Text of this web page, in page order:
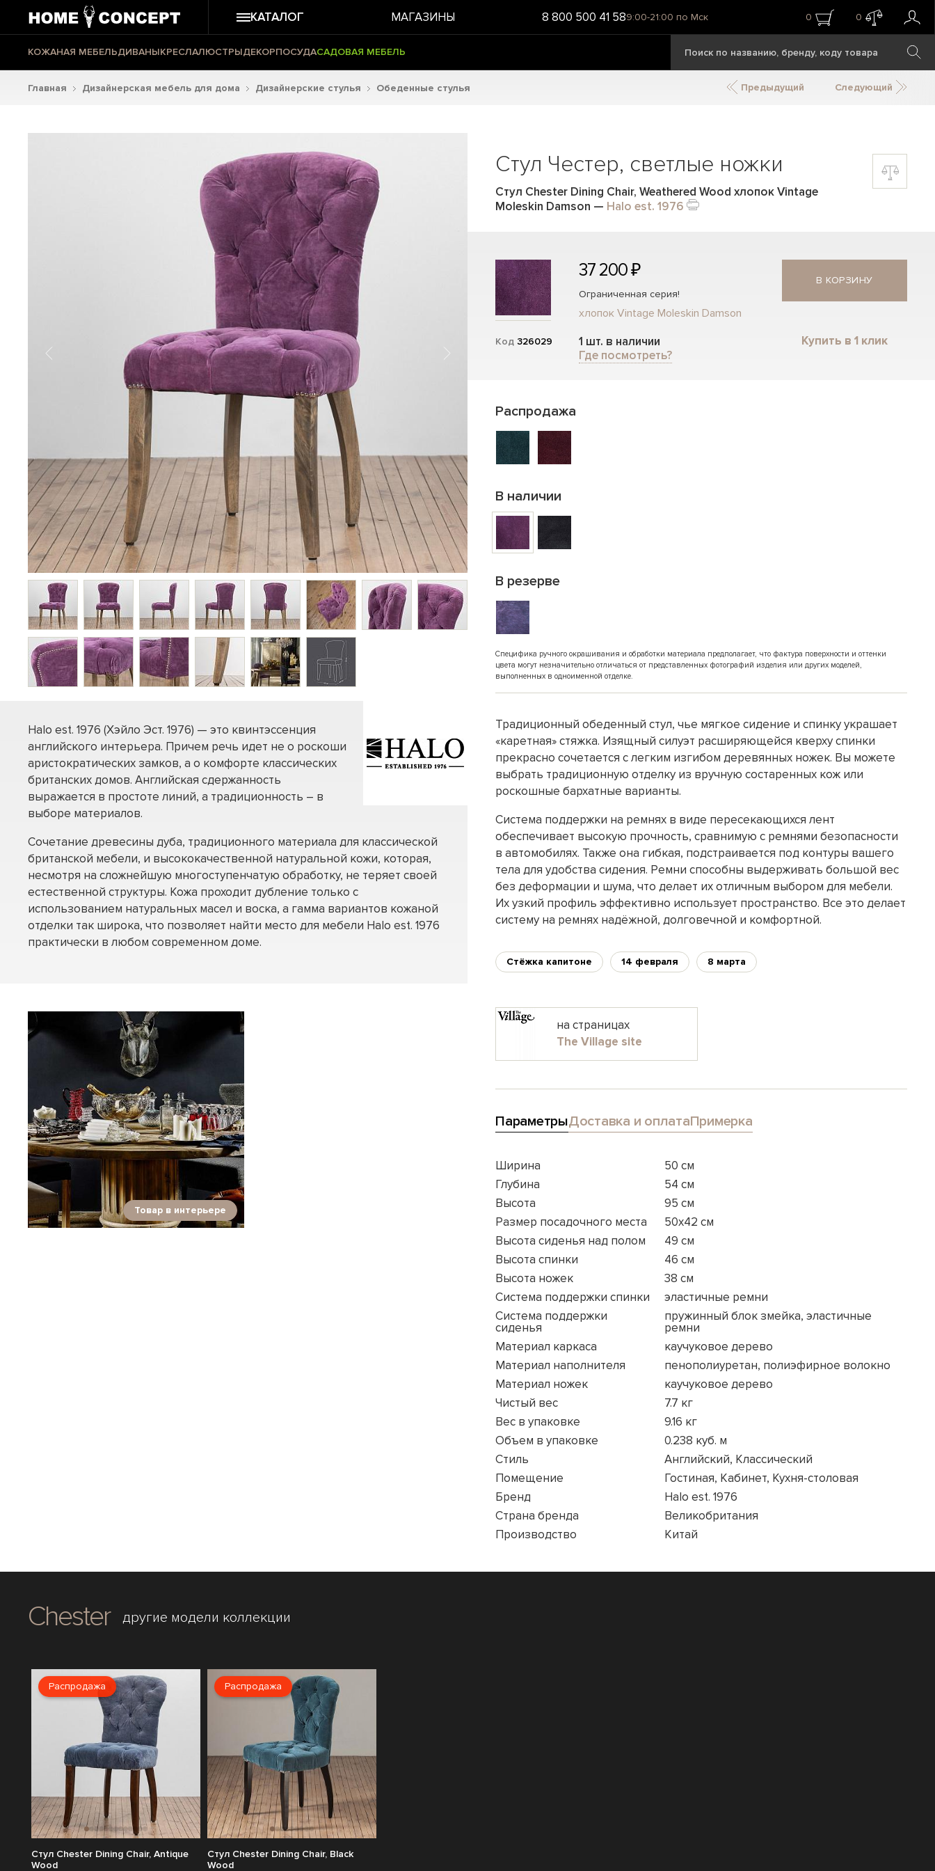
КАТАЛОГ МАГАЗИНЫ 8 800 500 41 589:00-21:00 по Мск 0 0
КОЖАНАЯ МЕБЕЛЬДИВАНЫКРЕСЛАЛЮСТРЫДЕКОРПОСУДАСАДОВАЯ МЕБЕЛЬ
Главная Дизайнерская мебель для дома Дизайнерские стулья Обеденные стулья Предыдущий Следующий
Halo est. 1976 (Хэйло Эст. 1976) — это квинтэссенция
английского интерьера. Причем речь идет не о роскоши
аристократических замков, а о комфорте классических
британских домов. Английская сдержанность
выражается в простоте линий, а традиционность – в
выборе материалов.
Сочетание древесины дуба, традиционного материала для классической
британской мебели, и высококачественной натуральной кожи, которая,
несмотря на сложнейшую многоступенчатую обработку, не теряет своей
естественной структуры. Кожа проходит дубление только с
использованием натуральных масел и воска, а гамма вариантов кожаной
отделки так широка, что позволяет найти место для мебели Halo est. 1976
практически в любом современном доме.
Товар в интерьере
Стул Честер, светлые ножки
Стул Chester Dining Chair, Weathered Wood хлопок Vintage
Moleskin Damson — Halo est. 1976
Код 326029
37 200 ₽
Ограниченная серия!
хлопок Vintage Moleskin Damson
1 шт. в наличии
Где посмотреть?
В КОРЗИНУ
Купить в 1 клик
Распродажа
В наличии
В резерве
Специфика ручного окрашивания и обработки материала предполагает, что фактура поверхности и оттенки
цвета могут незначительно отличаться от представленных фотографий изделия или других моделей,
выполненных в одноименной отделке.
Традиционный обеденный стул, чье мягкое сидение и спинку украшает
«каретная» стяжка. Изящный силуэт расширяющейся кверху спинки
прекрасно сочетается с легким изгибом деревянных ножек. Вы можете
выбрать традиционную отделку из вручную состаренных кож или
роскошные бархатные варианты.
Система поддержки на ремнях в виде пересекающихся лент
обеспечивает высокую прочность, сравнимую с ремнями безопасности
в автомобилях. Также она гибкая, подстраивается под контуры вашего
тела для удобства сидения. Ремни способны выдерживать большой вес
без деформации и шума, что делает их отличным выбором для мебели.
Их узкий профиль эффективно использует пространство. Все это делает
систему на ремнях надёжной, долговечной и комфортной.
Стёжка капитоне 14 февраля 8 марта
на страницах
The Village site
ПараметрыДоставка и оплатаПримерка
Ширина
50 см
Глубина
54 см
Высота
95 см
Размер посадочного места
50x42 см
Высота сиденья над полом
49 см
Высота спинки
46 см
Высота ножек
38 см
Система поддержки спинки
эластичные ремни
Система поддержки
сиденья
пружинный блок змейка, эластичные
ремни
Материал каркаса
каучуковое дерево
Материал наполнителя
пенополиуретан, полиэфирное волокно
Материал ножек
каучуковое дерево
Чистый вес
7.7 кг
Вес в упаковке
9.16 кг
Объем в упаковке
0.238 куб. м
Стиль
Английский, Классический
Помещение
Гостиная, Кабинет, Кухня-столовая
Бренд
Halo est. 1976
Страна бренда
Великобритания
Производство
Китай
Chester другие модели коллекции
Распродажа
Стул Chester Dining Chair, Antique
Wood
Распродажа
Стул Chester Dining Chair, Black
Wood